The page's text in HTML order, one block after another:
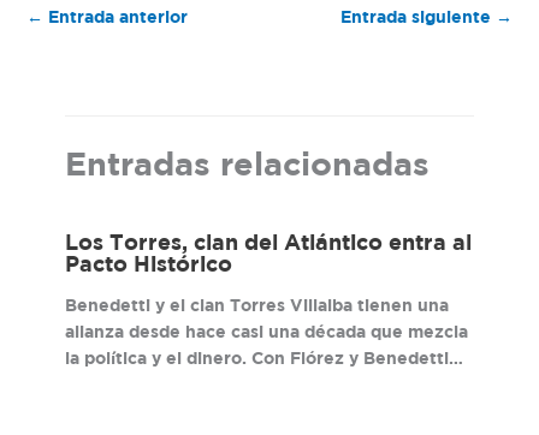
← Entrada anterior Entrada siguiente →
Entradas relacionadas
Los Torres, clan del Atlántico entra al
Pacto Histórico
Benedetti y el clan Torres Villalba tienen una
alianza desde hace casi una década que mezcla
la política y el dinero. Con Flórez y Benedetti…